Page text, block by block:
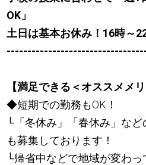
OK」
土日は基本お休み！16時～
【満足できる＜オススメメ
◆短期での勤務もOK！
└「冬休み」「春休み」な
も募集しております！
└帰省中などで地域が変わ